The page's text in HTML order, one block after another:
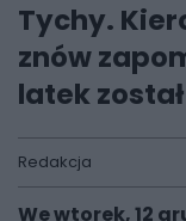
Tychy.
znów
latek
Redakcja
We wtorek, 12